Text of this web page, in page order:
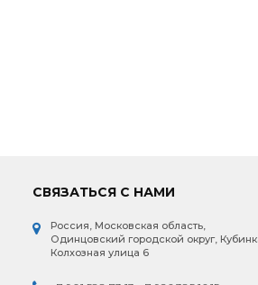
СВЯЗАТЬСЯ С НАМИ
Россия, Московская область,
Одинцовский городской округ,
Колхозная улица 6